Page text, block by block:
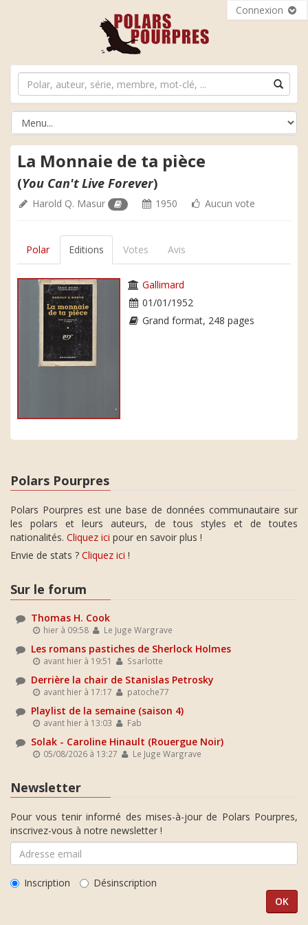
Connexion
La Monnaie de ta pièce
(You Can't Live Forever)
Harold Q. Masur 1950 Aucun vote
Polar Editions Votes Avis
Gallimard
01/01/1952
Grand format, 248 pages
Polars Pourpres
Polars Pourpres est une base de données communautaire sur
les polars et leurs auteurs, de tous styles et de toutes
nationalités. Cliquez ici pour en savoir plus !
Envie de stats ? Cliquez ici !
Sur le forum
Thomas H. Cook
hier à 09:58 Le Juge Wargrave
Les romans pastiches de Sherlock Holmes
avant hier à 19:51 Ssarlotte
Derrière la chair de Stanislas Petrosky
avant hier à 17:17 patoche77
Playlist de la semaine (saison 4)
avant hier à 13:03 Fab
Solak - Caroline Hinault (Rouergue Noir)
05/08/2026 à 13:27 Le Juge Wargrave
Newsletter
Pour vous tenir informé des mises-à-jour de Polars Pourpres,
inscrivez-vous à notre newsletter !
Inscription Désinscription